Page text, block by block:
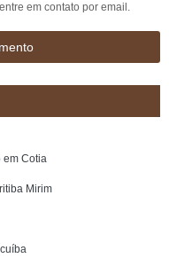
em contato por email.
em Cotia
Mirim